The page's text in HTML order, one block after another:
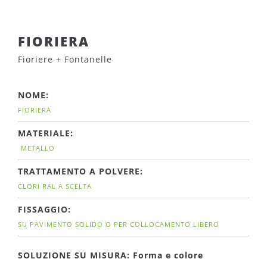
FIORIERA
Fioriere + Fontanelle
NOME:
FIORIERA
MATERIALE:
METALLO
TRATTAMENTO A POLVERE:
CLORI RAL A SCELTA
FISSAGGIO:
SU PAVIMENTO SOLIDO O PER COLLOCAMENTO LIBERO
SOLUZIONE SU MISURA: Forma e colore